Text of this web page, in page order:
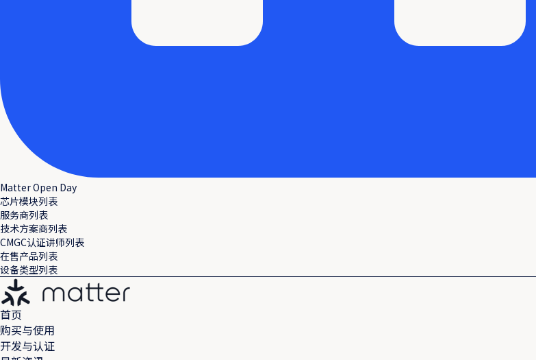
Matter Open Day
芯片模块列表
服务商列表
技术方案商列表
CMGC认证讲师列表
在售产品列表
设备类型列表
首页
购买与使用
开发与认证